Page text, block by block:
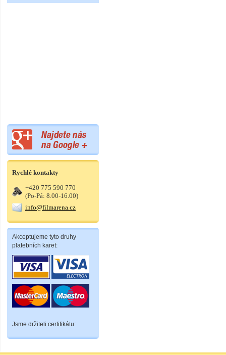
Rychlé kontakty
+420 775 590 770
(Po-Pá: 8.00-16.00)
info@filmarena.cz
Akceptujeme tyto druhy
platebních karet:
Jsme držiteli certifikátu: